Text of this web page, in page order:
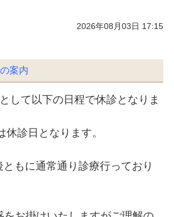
2026年08月03日 17:15
案内
して以下の日程で休診となりま
休診日となります。
もに通常通り診療行っており